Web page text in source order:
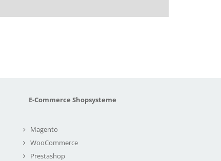
E-Commerce Shopsysteme
Magento
WooCommerce
Prestashop